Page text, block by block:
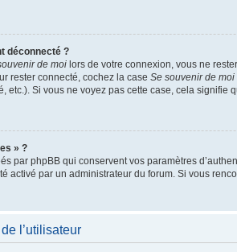
déconnecté ?
de moi lors de votre connexion, vous ne
rester connecté, cochez la case Se souvenir de moi
etc.). Si vous ne voyez pas cette case, cela signifie
» ?
par phpBB qui conservent vos paramètres
activé par un administrateur du forum. Si vous
l’utilisateur